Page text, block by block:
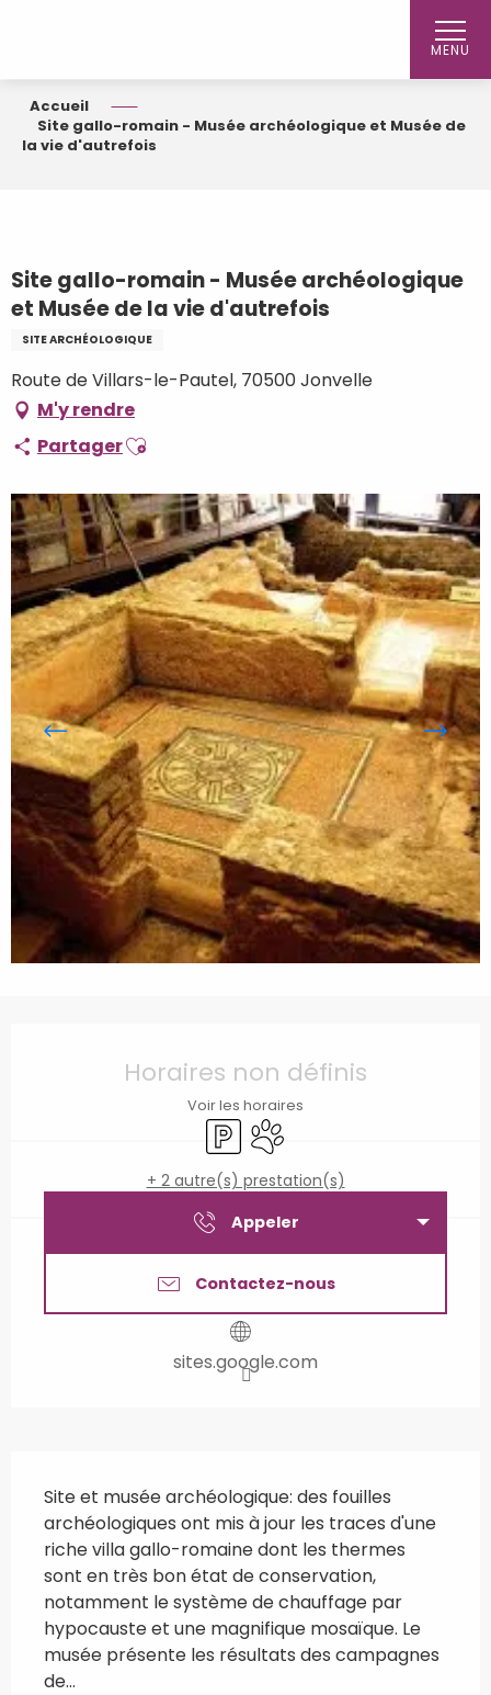
MENU
Accueil
Site gallo-romain - Musée archéologique et Musée de
la vie d'autrefois
Site gallo-romain - Musée archéologique
et Musée de la vie d'autrefois
SITE ARCHÉOLOGIQUE
Route de Villars-le-Pautel, 70500 Jonvelle
M'y rendre
PartagerAjouter aux favoris
Horaires non définis
Voir les horaires
ParkingAnimaux acceptés
+ 2 autre(s) prestation(s)
Appeler
Contactez-nous
sites.google.com
Site et musée archéologique: des fouilles
archéologiques ont mis à jour les traces d'une
riche villa gallo-romaine dont les thermes
sont en très bon état de conservation,
notamment le système de chauffage par
hypocauste et une magnifique mosaïque. Le
musée présente les résultats des campagnes
de...